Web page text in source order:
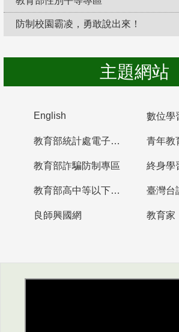
防制校園霸凌，勇敢說出來！
主題網站
English 數位學
教育部統計處電子書櫃
教育部詐騙防制專區 終身學
教育部高中等以下學校及幼兒園教師資格檢定考試
良師興國網
教育家